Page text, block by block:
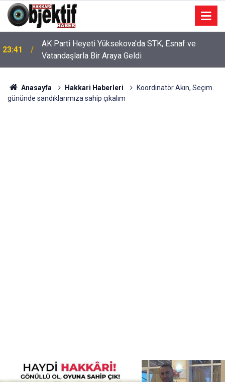
23:41
AK Parti Heyeti Yüksekova'da STK, Esnaf ve
Vatandaşlarla Bir Araya Geldi
Anasayfa Hakkari Haberleri
Koordinatör Akın, Seçim
gününde sandıklarımıza sahip çıkalım